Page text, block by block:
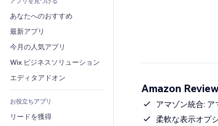
メール
コンバージョン
クーポン・特典
倉庫管理ソリューション
ドロップシッピング
食品・飲料
写真
動画
PDF
ファイル共有
ニュース
時計
ページテンプレート
画像効果
ボタン・メニュー
バナー・バッジ
電卓
検索
天気
チャート・テーブル
ブログ
投票
チャット
コメント
電話
コミュニティィ
レビュー・お客さまの声
CRM
あなたへのおすすめ
最新アプリ
今月の人気アプリ
Wix ビジネスソリューション
エディタアドオン
お役立ちアプリ
リードを獲得
Amazon
アマゾン統合:
柔軟な表示オプ